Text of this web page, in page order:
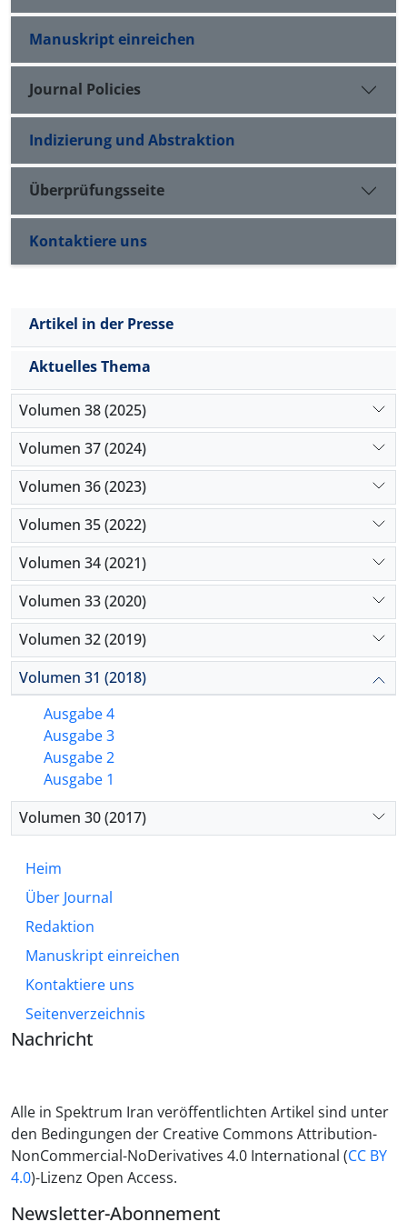
Manuskript einreichen
Journal Policies
Indizierung und Abstraktion
Überprüfungsseite
Kontaktiere uns
Artikel in der Presse
Aktuelles Thema
Volumen 38 (2025)
Volumen 37 (2024)
Volumen 36 (2023)
Volumen 35 (2022)
Volumen 34 (2021)
Volumen 33 (2020)
Volumen 32 (2019)
Volumen 31 (2018)
Ausgabe 4
Ausgabe 3
Ausgabe 2
Ausgabe 1
Volumen 30 (2017)
Heim
Über Journal
Redaktion
Manuskript einreichen
Kontaktiere uns
Seitenverzeichnis
Nachricht
Alle in Spektrum Iran veröffentlichten Artikel sind unter
den Bedingungen der Creative Commons Attribution-
NonCommercial-NoDerivatives 4.0 International (CC BY
4.0)-Lizenz Open Access.
Newsletter-Abonnement